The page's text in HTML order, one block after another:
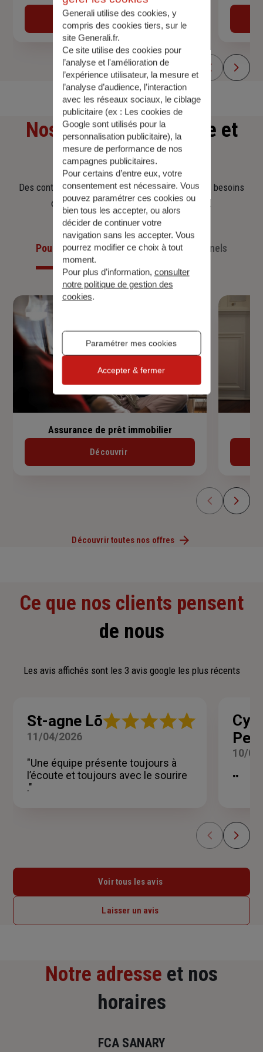
Obtenir une estimation
Nos offresd'assurance et
d'épargne
Des contrats clairs et flexibles pour sécuriser vos besoins
d’aujourd’hui et anticiper ceux de demain.
Pour les particuliersPour les professionnels
Assurance de prêt immobilier
Découvrir
Découvrir toutes nos offres
Ce que nos clients pensent
de nous
Les avis affichés sont les 3 avis google les plus récents
St-agne LõNote
5
étoiles
11/04/2026
"Une équipe présente toujours à
l’écoute et toujours avec le sourire
."
10/
""
Voir tous les avis
Laisser un avis
Notre adresse et nos
horaires
FCA SANARY
Generali utilise des cookies, y
compris des cookies tiers, sur le
site Generali.fr.
Ce site utilise des cookies pour
l’analyse et l'amélioration de
l’expérience utilisateur, la mesure et
l’analyse d’audience, l’interaction
avec les réseaux sociaux, le ciblage
publicitaire (ex : Les cookies de
Google sont utilisés pour la
personnalisation publicitaire), la
mesure de performance de nos
campagnes publicitaires.
Pour certains d’entre eux, votre
consentement est nécessaire. Vous
pouvez paramétrer ces cookies ou
bien tous les accepter, ou alors
décider de continuer votre
navigation sans les accepter. Vous
pourrez modifier ce choix à tout
moment.
Pour plus d’information, consulter
notre politique de gestion des
cookies.
Paramétrer mes cookies
Accepter & fermer